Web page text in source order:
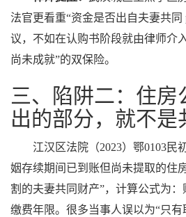
法官更看重“资金是否出自夫妻共同
议，不如在认购书阶段就由律师介
尚未成就”的双保险。
三、陷阱二：住房
出的部分，就不是
江汉区法院（2023）鄂0103民
姻存续期间已到账但尚未提取的住
割的夫妻共同财产”，计算公式为
缴费年限。很多当事人误以为“只